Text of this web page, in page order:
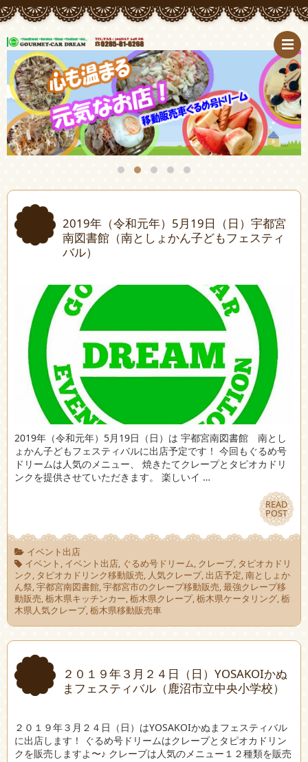
2019年（令和元年）5月19日（日）宇都宮
南図書館（南としょかん子どもフェスティ
バル）
2019年（令和元年）5月19日（日）は 宇都宮南図書館 南とし
ょかん子どもフェスティバルに出店予定です！ 今回もぐるめ号
ドリームは人気のメニュー、 焼きたてクレープとタピオカドリ
ンクを提供させていただきます。 楽しいイ …
READ
POST
READ
POST
イベント出店
イベント , イベント出店, ぐるめ号ドリーム, クレープ, タピオカドリ
ンク, タピオカドリンク移動販売, 人気クレープ, 出店予定,南としょか
ん祭,宇都宮南図書館,宇都宮市のクレープ移動販売,最強クレープ移
動販売,栃木県キッチンカー,栃木県クレープ,栃木県ケータリング,栃
木県人気クレープ,栃木県移動販売車
２０１９年３月２４日（日）YOSAKOIかぬ
まフェスティバル（鹿沼市立中央小学校）
２０１９年３月２４日（日）はYOSAKOIかぬまフェスティバル
に出店します！ ぐるめ号ドリームはクレープとタピオカドリン
クを販売しますよ〜♪ クレープは人気のメニュー１２種類を販売